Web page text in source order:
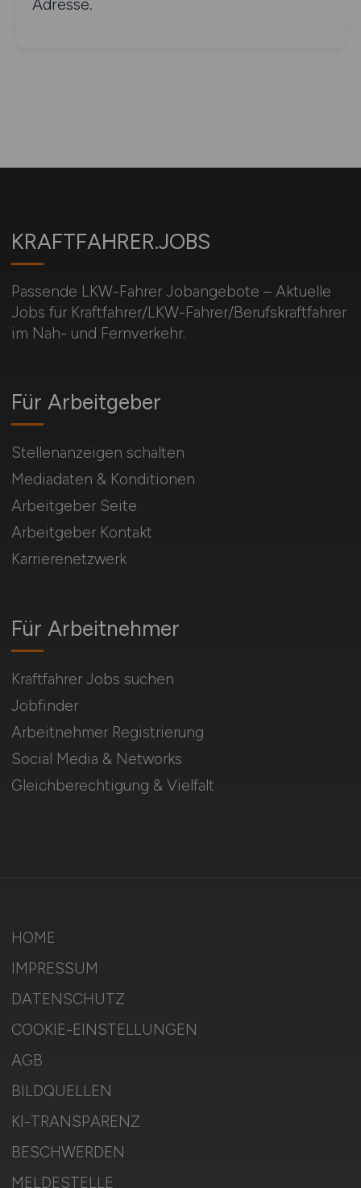
Adresse.
KRAFTFAHRER.JOBS
Passende LKW-Fahrer Jobangebote – Aktuelle
Jobs für Kraftfahrer/LKW-Fahrer/Berufskraftfahrer
im Nah- und Fernverkehr.
Für Arbeitnehmer
Kraftfahrer Jobs suchen
Jobfinder
Arbeitnehmer Registrierung
Social Media & Networks
Gleichberechtigung & Vielfalt
Für Arbeitgeber
Stellenanzeigen schalten
Mediadaten & Konditionen
Arbeitgeber Seite
Arbeitgeber Kontakt
Karrierenetzwerk
HOME
IMPRESSUM
DATENSCHUTZ
COOKIE-EINSTELLUNGEN
AGB
BILDQUELLEN
KI-TRANSPARENZ
BESCHWERDEN
MELDESTELLE